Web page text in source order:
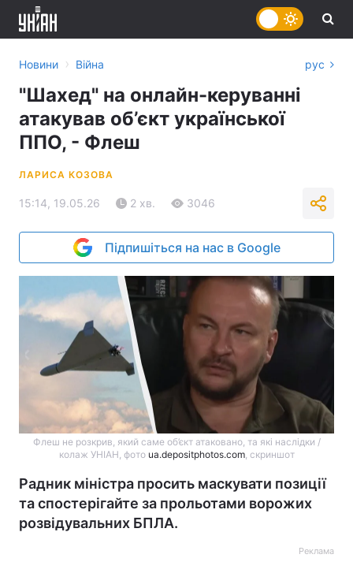
Новини › Війна рус
"Шахед" на онлайн-керуванні
атакував об’єкт української
ППО, - Флеш
ЛАРИСА КОЗОВА
15:14, 19.05.26 2 хв. 3046
Підпишіться на нас в Google
Флеш не розкрив, який саме об’єкт атаковано, та які наслідки /
колаж УНІАН, фото ua.depositphotos.com, скриншот
Радник міністра просить маскувати позиції
та спостерігайте за прольотами ворожих
розвідувальних БПЛА.
Реклама